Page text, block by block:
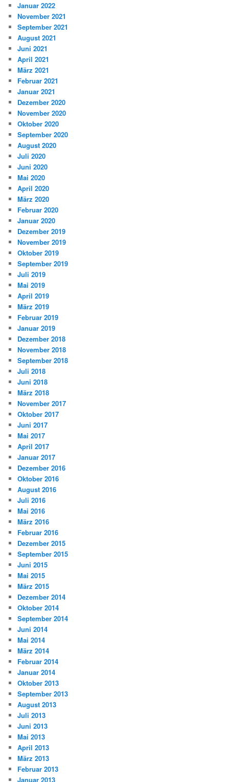
Januar 2022
November 2021
September 2021
August 2021
Juni 2021
April 2021
März 2021
Februar 2021
Januar 2021
Dezember 2020
November 2020
Oktober 2020
September 2020
August 2020
Juli 2020
Juni 2020
Mai 2020
April 2020
März 2020
Februar 2020
Januar 2020
Dezember 2019
November 2019
Oktober 2019
September 2019
Juli 2019
Mai 2019
April 2019
März 2019
Februar 2019
Januar 2019
Dezember 2018
November 2018
September 2018
Juli 2018
Juni 2018
März 2018
November 2017
Oktober 2017
Juni 2017
Mai 2017
April 2017
Januar 2017
Dezember 2016
Oktober 2016
August 2016
Juli 2016
Mai 2016
März 2016
Februar 2016
Dezember 2015
September 2015
Juni 2015
Mai 2015
März 2015
Dezember 2014
Oktober 2014
September 2014
Juni 2014
Mai 2014
März 2014
Februar 2014
Januar 2014
Oktober 2013
September 2013
August 2013
Juli 2013
Juni 2013
Mai 2013
April 2013
März 2013
Februar 2013
Januar 2013